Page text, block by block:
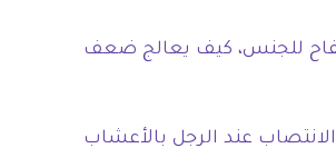
للجنس، كيف يعالج ضعف
عند الرجل بالأعشاب